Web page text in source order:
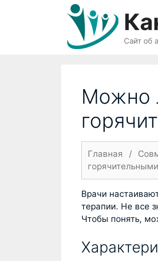
Сайт об
Можно
Главная /
Врачи
терапии. Не все
Чтобы понять,